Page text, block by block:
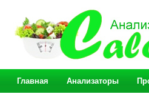
Главная Анализаторы